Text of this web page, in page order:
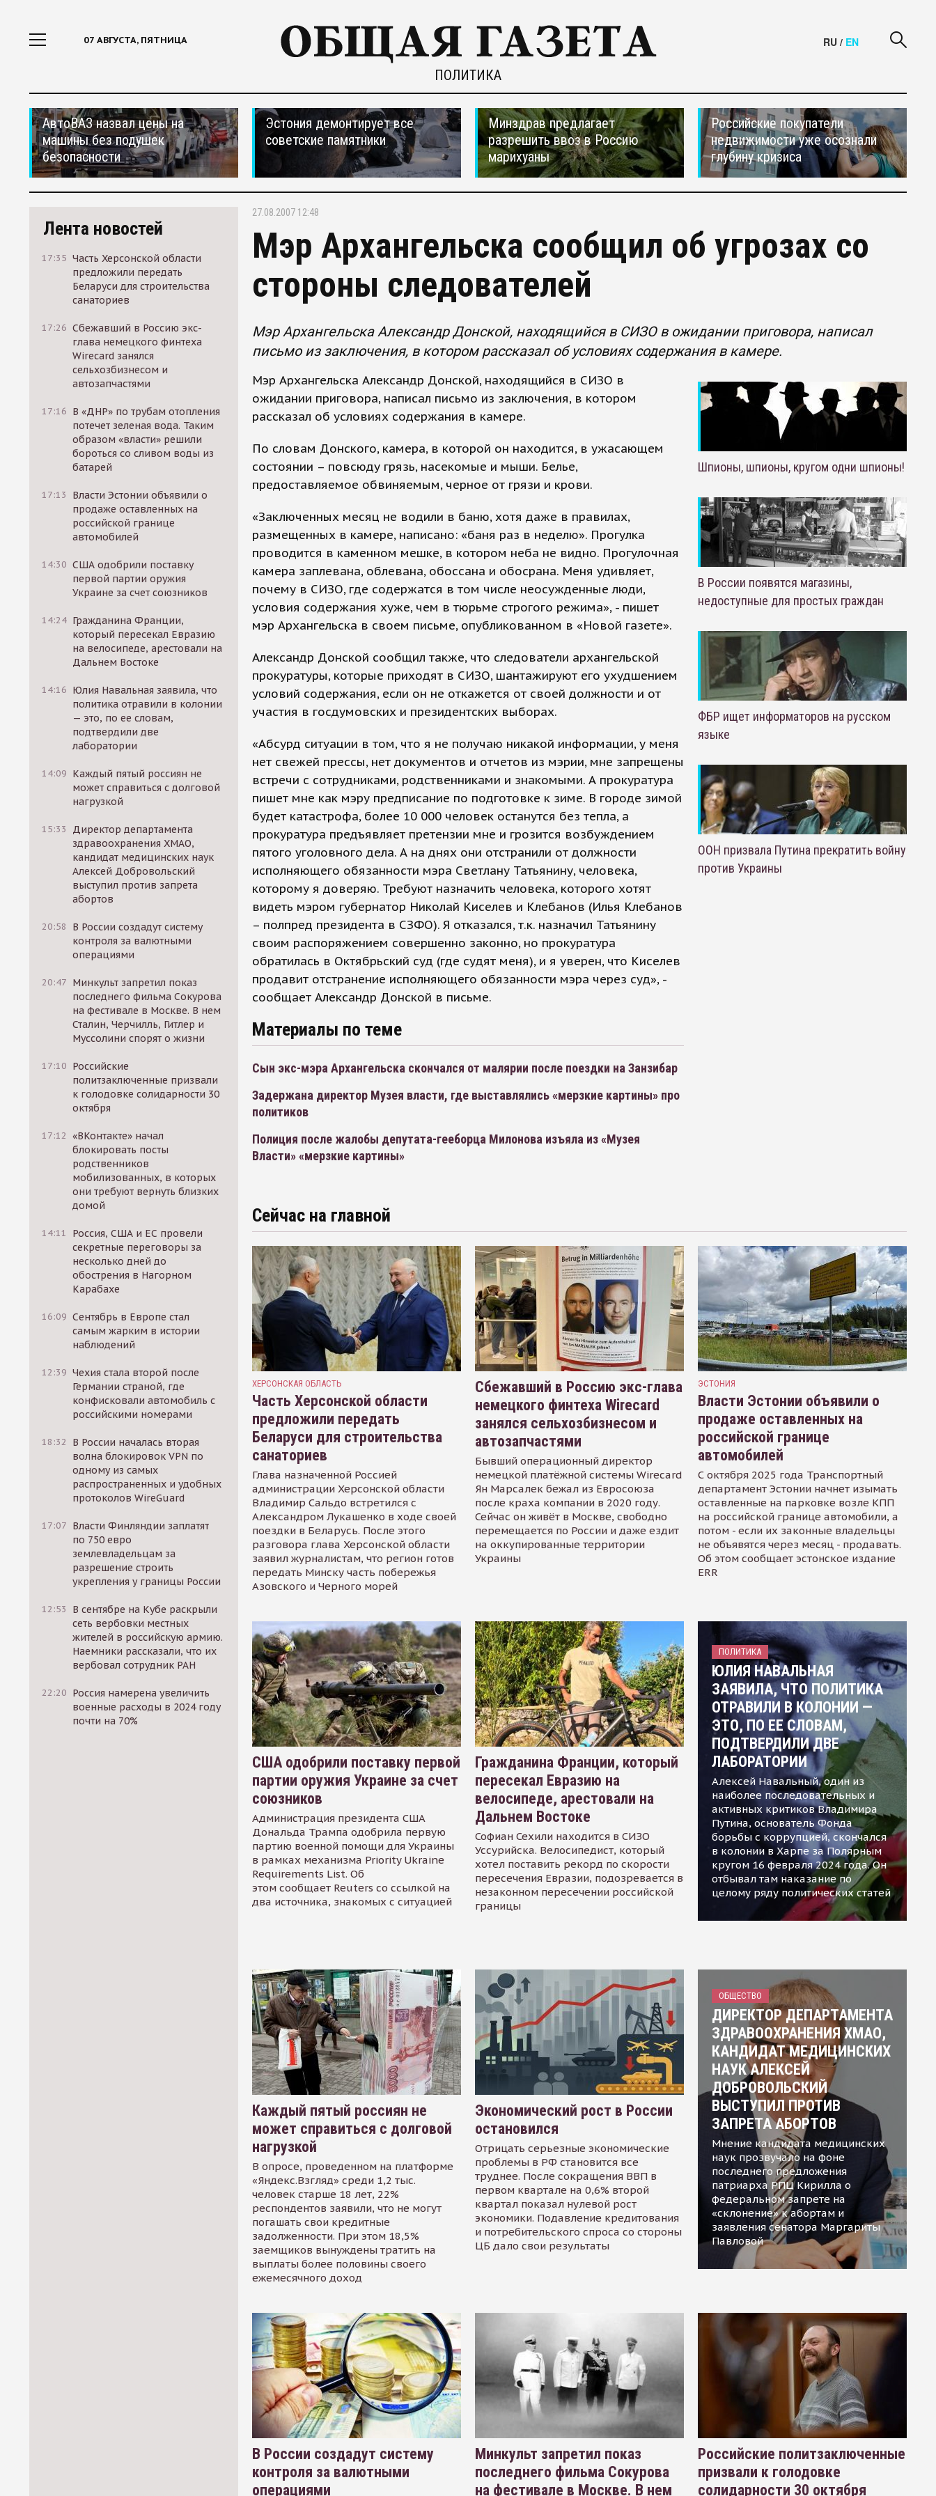
07 АВГУСТА, ПЯТНИЦА
ПОЛИТИКА
RU / EN
АвтоВАЗ назвал цены на
машины без подушек
безопасности
Эстония демонтирует все
советские памятники
Минздрав предлагает
разрешить ввоз в Россию
марихуаны
Российские покупатели
недвижимости уже осознали
глубину кризиса
Лента новостей
17:35 Часть Херсонской области
предложили передать
Беларуси для строительства
санаториев
17:26 Сбежавший в Россию экс-
глава немецкого финтеха
Wirecard занялся
сельхозбизнесом и
автозапчастями
17:16 В «ДНР» по трубам отопления
потечет зеленая вода. Таким
образом «власти» решили
бороться со сливом воды из
батарей
17:13
Власти Эстонии объявили о
продаже оставленных на
российской границе
автомобилей
14:30 США одобрили поставку
первой партии оружия
Украине за счет союзников
14:24 Гражданина Франции,
который пересекал Евразию
на велосипеде, арестовали на
Дальнем Востоке
14:16 Юлия Навальная заявила, что
политика отравили в колонии
— это, по ее словам,
подтвердили две
лаборатории
14:09 Каждый пятый россиян не
может справиться с долговой
нагрузкой
15:33
Директор департамента
здравоохранения ХМАО,
кандидат медицинских наук
Алексей Добровольский
выступил против запрета
абортов
20:58
В России создадут систему
контроля за валютными
операциями
20:47 Минкульт запретил показ
последнего фильма Сокурова
на фестивале в Москве. В нем
Сталин, Черчилль, Гитлер и
Муссолини спорят о жизни
17:10 Российские
политзаключенные призвали
к голодовке солидарности 30
октября
17:12 «ВКонтакте» начал
блокировать посты
родственников
мобилизованных, в которых
они требуют вернуть близких
домой
14:11
Россия, США и ЕС провели
секретные переговоры за
несколько дней до
обострения в Нагорном
Карабахе
16:09 Сентябрь в Европе стал
самым жарким в истории
наблюдений
12:39 Чехия стала второй после
Германии страной, где
конфисковали автомобиль с
российскими номерами
18:32
В России началась вторая
волна блокировок VPN по
одному из самых
распространенных и удобных
протоколов WireGuard
17:07 Власти Финляндии заплатят
по 750 евро
землевладельцам за
разрешение строить
укрепления у границы России
12:53
В сентябре на Кубе раскрыли
сеть вербовки местных
жителей в российскую армию.
Наемники рассказали, что их
вербовал сотрудник РАН
22:20 Россия намерена увеличить
военные расходы в 2024 году
почти на 70%
27.08.2007 12:48
Мэр Архангельска сообщил об угрозах со
стороны следователей
Мэр Архангельска Александр Донской, находящийся в СИЗО в ожидании приговора, написал
письмо из заключения, в котором рассказал об условиях содержания в камере.
Мэр Архангельска Александр Донской, находящийся в СИЗО в
ожидании приговора, написал письмо из заключения, в котором
рассказал об условиях содержания в камере.
По словам Донского, камера, в которой он находится, в ужасающем
состоянии – повсюду грязь, насекомые и мыши. Белье,
предоставляемое обвиняемым, черное от грязи и крови.
«Заключенных месяц не водили в баню, хотя даже в правилах,
размещенных в камере, написано: «баня раз в неделю». Прогулка
проводится в каменном мешке, в котором неба не видно. Прогулочная
камера заплевана, облевана, обоссана и обосрана. Меня удивляет,
почему в СИЗО, где содержатся в том числе неосужденные люди,
условия содержания хуже, чем в тюрьме строгого режима», - пишет
мэр Архангельска в своем письме, опубликованном в «Новой газете».
Александр Донской сообщил также, что следователи архангельской
прокуратуры, которые приходят в СИЗО, шантажируют его ухудшением
условий содержания, если он не откажется от своей должности и от
участия в госдумовских и президентских выборах.
«Абсурд ситуации в том, что я не получаю никакой информации, у меня
нет свежей прессы, нет документов и отчетов из мэрии, мне запрещены
встречи с сотрудниками, родственниками и знакомыми. А прокуратура
пишет мне как мэру предписание по подготовке к зиме. В городе зимой
будет катастрофа, более 10 000 человек останутся без тепла, а
прокуратура предъявляет претензии мне и грозится возбуждением
пятого уголовного дела. А на днях они отстранили от должности
исполняющего обязанности мэра Светлану Татьянину, человека,
которому я доверяю. Требуют назначить человека, которого хотят
видеть мэром губернатор Николай Киселев и Клебанов (Илья Клебанов
– полпред президента в СЗФО). Я отказался, т.к. назначил Татьянину
своим распоряжением совершенно законно, но прокуратура
обратилась в Октябрьский суд (где судят меня), и я уверен, что Киселев
продавит отстранение исполняющего обязанности мэра через суд», -
сообщает Александр Донской в письме.
Материалы по теме
Сын экс-мэра Архангельска скончался от малярии после поездки на Занзибар
Задержана директор Музея власти, где выставлялись «мерзкие картины» про
политиков
Полиция после жалобы депутата-гееборца Милонова изъяла из «Музея
Власти» «мерзкие картины»
Шпионы, шпионы, кругом одни шпионы!
В России появятся магазины,
недоступные для простых граждан
ФБР ищет информаторов на русском
языке
ООН призвала Путина прекратить войну
против Украины
Сейчас на главной
ХЕРСОНСКАЯ ОБЛАСТЬ
Часть Херсонской области
предложили передать
Беларуси для строительства
санаториев
Глава назначенной Россией
администрации Херсонской области
Владимир Сальдо встретился с
Александром Лукашенко в ходе своей
поездки в Беларусь. После этого
разговора глава Херсонской области
заявил журналистам, что регион готов
передать Минску часть побережья
Азовского и Черного морей
Сбежавший в Россию экс-глава
немецкого финтеха Wirecard
занялся сельхозбизнесом и
автозапчастями
Бывший операционный директор
немецкой платёжной системы Wirecard
Ян Марсалек бежал из Евросоюза
после краха компании в 2020 году.
Сейчас он живёт в Москве, свободно
перемещается по России и даже ездит
на оккупированные территории
Украины
ЭСТОНИЯ
Власти Эстонии объявили о
продаже оставленных на
российской границе
автомобилей
С октября 2025 года Транспортный
департамент Эстонии начнет изымать
оставленные на парковке возле КПП
на российской границе автомобили, а
потом - если их законные владельцы
не объявятся через месяц - продавать.
Об этом сообщает эстонское издание
ERR
США одобрили поставку первой
партии оружия Украине за счет
союзников
Администрация президента США
Дональда Трампа одобрила первую
партию военной помощи для Украины
в рамках механизма Priority Ukraine
Requirements List. Об
этом сообщает Reuters со ссылкой на
два источника, знакомых с ситуацией
Гражданина Франции, который
пересекал Евразию на
велосипеде, арестовали на
Дальнем Востоке
Софиан Сехили находится в СИЗО
Уссурийска. Велосипедист, который
хотел поставить рекорд по скорости
пересечения Евразии, подозревается в
незаконном пересечении российской
границы
ПОЛИТИКА
ЮЛИЯ НАВАЛЬНАЯ
ЗАЯВИЛА, ЧТО ПОЛИТИКА
ОТРАВИЛИ В КОЛОНИИ —
ЭТО, ПО ЕЕ СЛОВАМ,
ПОДТВЕРДИЛИ ДВЕ
ЛАБОРАТОРИИ
Алексей Навальный, один из
наиболее последовательных и
активных критиков Владимира
Путина, основатель Фонда
борьбы с коррупцией, скончался
в колонии в Харпе за Полярным
кругом 16 февраля 2024 года. Он
отбывал там наказание по
целому ряду политических статей
Каждый пятый россиян не
может справиться с долговой
нагрузкой
В опросе, проведенном на платформе
«Яндекс.Взгляд» среди 1,2 тыс.
человек старше 18 лет, 22%
респондентов заявили, что не могут
погашать свои кредитные
задолженности. При этом 18,5%
заемщиков вынуждены тратить на
выплаты более половины своего
ежемесячного доход
Экономический рост в России
остановился
Отрицать серьезные экономические
проблемы в РФ становится все
труднее. После сокращения ВВП в
первом квартале на 0,6% второй
квартал показал нулевой рост
экономики. Подавление кредитования
и потребительского спроса со стороны
ЦБ дало свои результаты
ОБЩЕСТВО
ДИРЕКТОР ДЕПАРТАМЕНТА
ЗДРАВООХРАНЕНИЯ ХМАО,
КАНДИДАТ МЕДИЦИНСКИХ
НАУК АЛЕКСЕЙ
ДОБРОВОЛЬСКИЙ
ВЫСТУПИЛ ПРОТИВ
ЗАПРЕТА АБОРТОВ
Мнение кандидата медицинских
наук прозвучало на фоне
последнего предложения
патриарха РПЦ Кирилла о
федеральном запрете на
«склонение» к абортам и
заявления сенатора Маргариты
Павловой
В России создадут систему
контроля за валютными
операциями
Минкульт запретил показ
последнего фильма Сокурова
на фестивале в Москве. В нем
Российские политзаключенные
призвали к голодовке
солидарности 30 октября